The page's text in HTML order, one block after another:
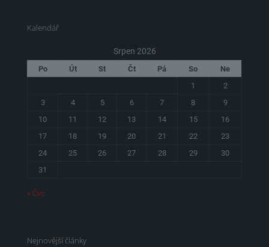
Kalendář
Srpen 2026
Po Út St Čt Pá So
Ne
1
2
3
4 5 6 7 8
9
10
11 12 13 14 15
16
17
18 19 20 21 22
23
24
25 26 27 28 29
30
31
« Čvc
Nejnovější články